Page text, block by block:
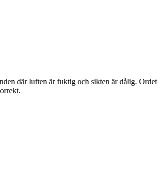
där luften är fuktig och sikten är dålig. Ordet